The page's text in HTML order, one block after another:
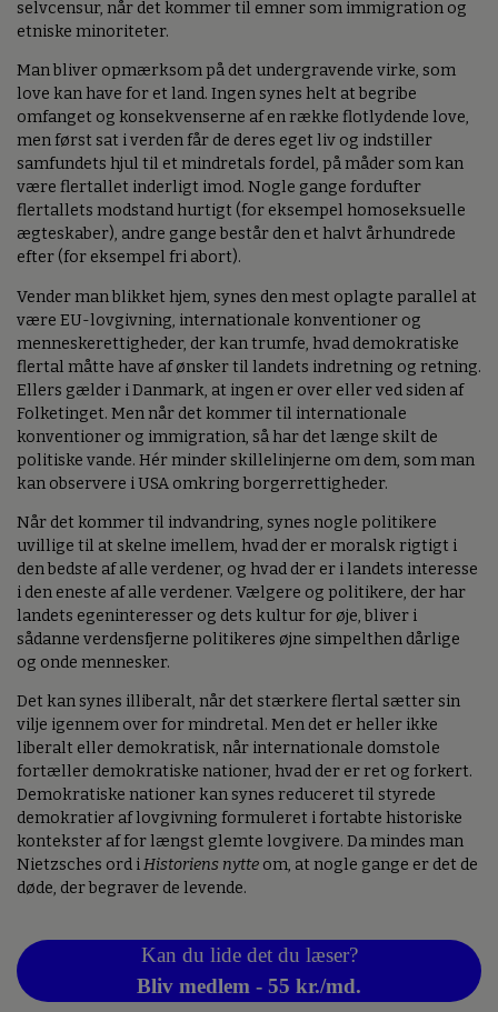
selvcensur, når det kommer til emner som immigration og
etniske minoriteter.
Man bliver opmærksom på det undergravende virke, som
love kan have for et land. Ingen synes helt at begribe
omfanget og konsekvenserne af en række flotlydende love,
men først sat i verden får de deres eget liv og indstiller
samfundets hjul til et mindretals fordel, på måder som kan
være flertallet inderligt imod. Nogle gange fordufter
flertallets modstand hurtigt (for eksempel homoseksuelle
ægteskaber), andre gange består den et halvt århundrede
efter (for eksempel fri abort).
Vender man blikket hjem, synes den mest oplagte parallel at
være EU-lovgivning, internationale konventioner og
menneskerettigheder, der kan trumfe, hvad demokratiske
flertal måtte have af ønsker til landets indretning og retning.
Ellers gælder i Danmark, at ingen er over eller ved siden af
Folketinget. Men når det kommer til internationale
konventioner og immigration, så har det længe skilt de
politiske vande. Hér minder skillelinjerne om dem, som man
kan observere i USA omkring borgerrettigheder.
Når det kommer til indvandring, synes nogle politikere
uvillige til at skelne imellem, hvad der er moralsk rigtigt i
den bedste af alle verdener, og hvad der er i landets interesse
i den eneste af alle verdener. Vælgere og politikere, der har
landets egeninteresser og dets kultur for øje, bliver i
sådanne verdensfjerne politikeres øjne simpelthen dårlige
og onde mennesker.
Det kan synes illiberalt, når det stærkere flertal sætter sin
vilje igennem over for mindretal. Men det er heller ikke
liberalt eller demokratisk, når internationale domstole
fortæller demokratiske nationer, hvad der er ret og forkert.
Demokratiske nationer kan synes reduceret til styrede
demokratier af lovgivning formuleret i fortabte historiske
kontekster af for længst glemte lovgivere. Da mindes man
Nietzsches ord iHistoriens nytte om, at nogle gange er det de
døde, der begraver de levende.
Kan du lide det du læser?
Bliv medlem - 55 kr./md.